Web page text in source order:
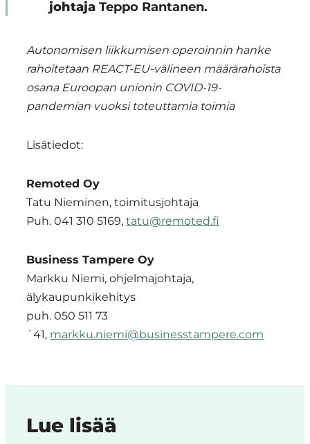
johtaja Teppo Rantanen.
Autonomisen liikkumisen operoinnin hanke
rahoitetaan REACT-EU-välineen määrärahoista
osana Euroopan unionin COVID-19-
pandemian vuoksi toteuttamia toimia
Lisätiedot:
Remoted Oy
Tatu Nieminen, toimitusjohtaja
Puh. 041 310 5169, tatu@remoted.fi
Business Tampere Oy
Markku Niemi, ohjelmajohtaja,
älykaupunkikehitys
puh. 050 511 73
´41, markku.niemi@businesstampere.com
Lue lisää